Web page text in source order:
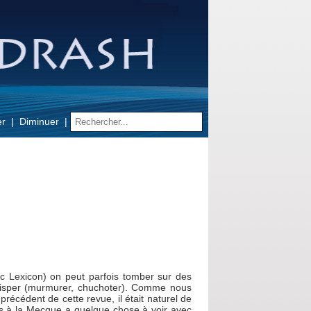
Diminuer
Lexicon) on peut parfois tomber sur des
(murmurer, chuchoter).Comme nous
de cette revue, il était naturel de